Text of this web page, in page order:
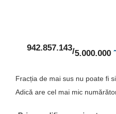
942.857.143/5.000.000
Fracția de mai sus nu poate fi
Adică are cel mai mic